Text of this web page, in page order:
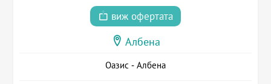
виж офертата
Албена
Оазис - Албена